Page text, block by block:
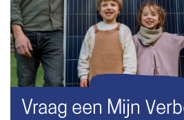
Vraag een Mijn